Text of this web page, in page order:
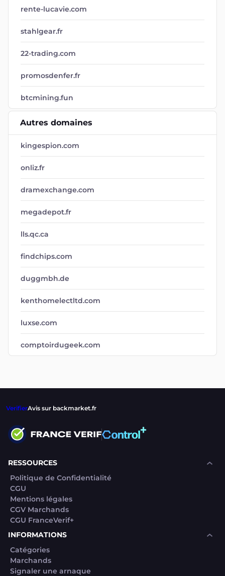
rente-lucavie.com
stahlgear.fr
22-trading.com
promosdenfer.fr
btcmining.fun
Autres domaines
kingespion.com
onliz.fr
dramexchange.com
megadepot.fr
lls.qc.ca
findchips.com
duggmbh.de
kenthomelectltd.com
luxse.com
comptoirdugeek.com
VerifierAvis sur backmarket.fr
RESSOURCES
Politique de Confidentialité
CGU
Mentions légales
CGV Marchands
CGU FranceVerif+
INFORMATIONS
Catégories
Marchands
Signaler une arnaque